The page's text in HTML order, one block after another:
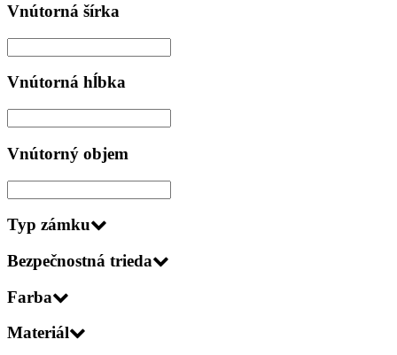
Vnútorná šírka
Vnútorná hĺbka
Vnútorný objem
Typ zámku
Bezpečnostná trieda
Farba
Materiál